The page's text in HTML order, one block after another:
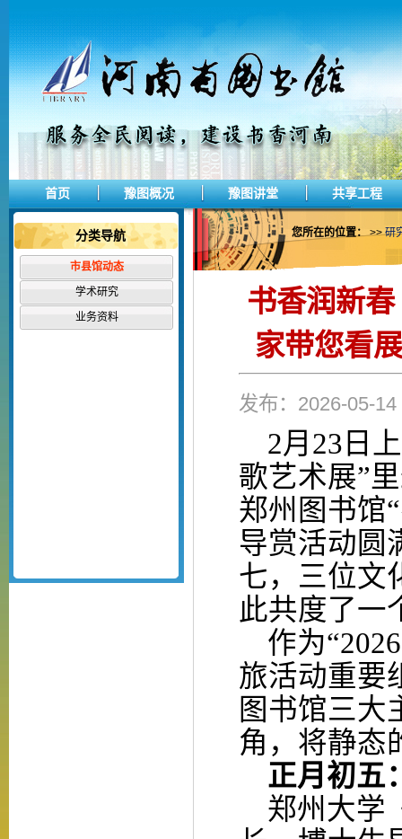
首页 豫图概况 豫图讲堂 共享工程
分类导航
市县馆动态
学术研究
业务资料
您所在的位置：>>研
书香润新
家带您看
发布：2026-05-
2月23日
歌艺术展”
郑州图书馆
导赏活动圆
七，三位文
此共度了一
作为
旅活动重要
图书馆三大
角，将静态
正月初五
郑州大学